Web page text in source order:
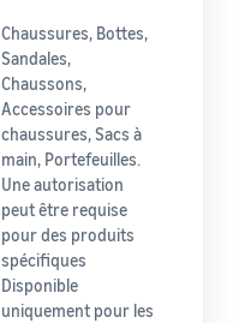
Chaussures, Bottes,
Sandales,
Chaussons,
Accessoires pour
chaussures, Sacs à
main, Portefeuilles.
Une autorisation
peut être requise
pour des produits
spécifiques
Disponible
uniquement pour les